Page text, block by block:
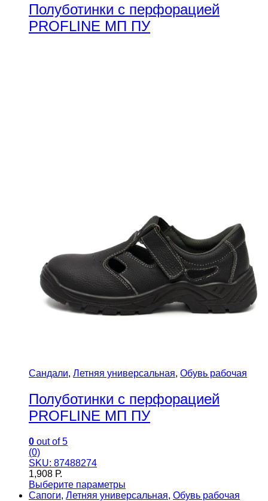
Полуботинки с перфорацией
PROFLINE МП ПУ
Сандали, Летняя универсальная, Обувь рабочая
Полуботинки с перфорацией
PROFLINE МП ПУ
0 out of 5
(0)
SKU: 87488274
1,908 Р.
Выберите параметры
Сапоги, Летняя универсальная, Обувь рабочая